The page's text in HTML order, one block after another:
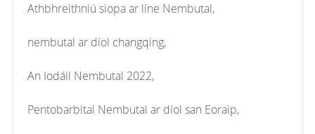
Athbhreithniú siopa ar líne Nembutal,
nembutal ar díol changqing,
An Iodáil Nembutal 2022,
Pentobarbital Nembutal ar díol san Eoraip,